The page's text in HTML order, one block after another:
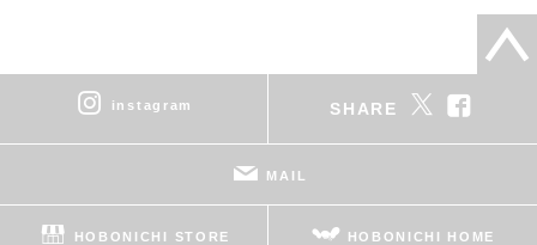
instagram SHARE
MAIL
HOBONICHI STORE HOBONICHI HOME